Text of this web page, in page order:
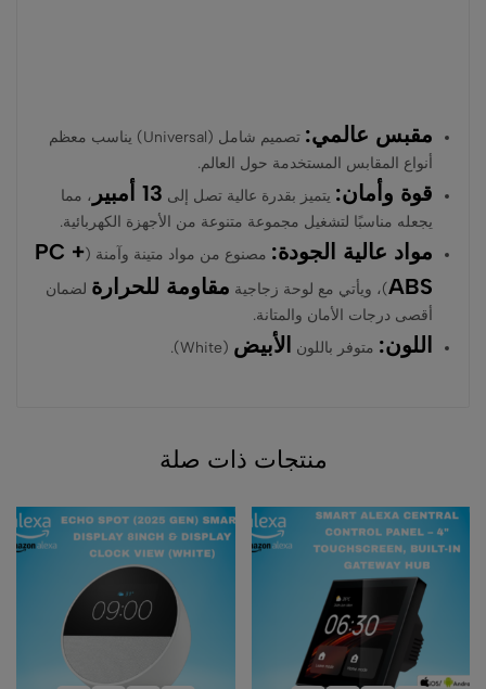
مقبس عالمي:
تصميم شامل (Universal) يناسب معظم
أنواع المقابس المستخدمة حول العالم.
قوة وأمان: يتميز بقدرة عالية تصل إلى 13 أمبير
، مما
يجعله مناسبًا لتشغيل مجموعة متنوعة من الأجهزة الكهربائية.
مواد عالية الجودة: مصنوع من مواد متينة وآمنة (PC +
ABS)، ويأتي مع لوحة زجاجية مقاومة للحرارة لضمان
أقصى درجات الأمان والمتانة.
اللون: متوفر باللون الأبيض (White).
منتجات ذات صلة